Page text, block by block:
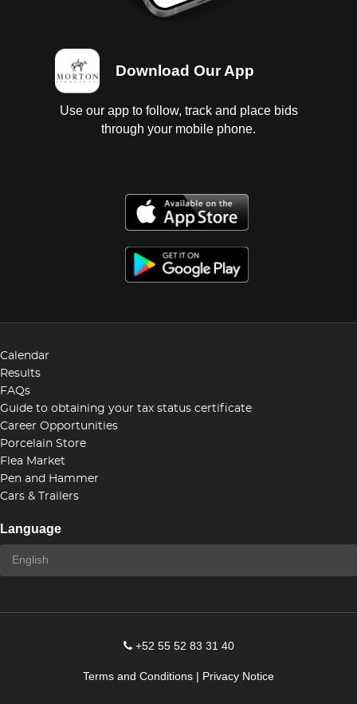
Download Our App
Use our app to follow, track and place bids
through your mobile phone.
Calendar
Results
FAQs
Guide to obtaining your tax status certificate
Career Opportunities
Porcelain Store
Flea Market
Pen and Hammer
Cars & Trailers
Language
+52 55 52 83 31 40
Terms and Conditions | Privacy Notice